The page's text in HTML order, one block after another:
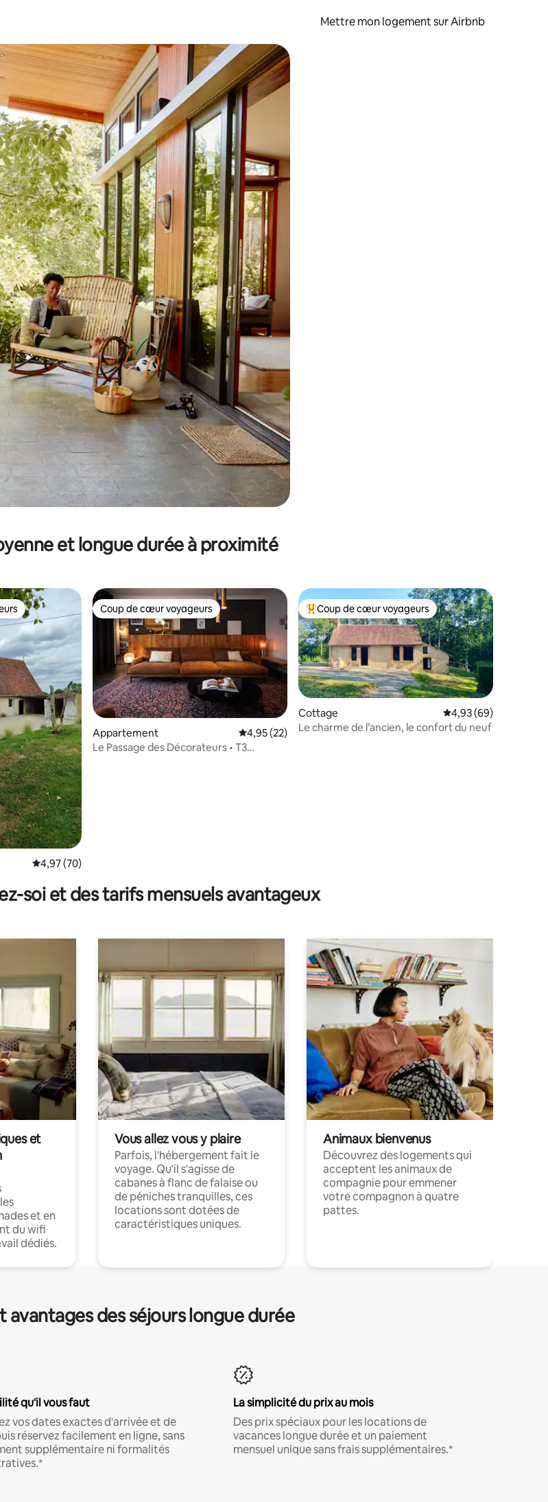
Mettre mon logement sur Airbnb
le bas pour les parcourir ou en appuyant et en faisant glisser.
et longue durée à proximité
commentaires : 4,9 sur 5
les plus appréciés
Évaluation moyenne sur la base de 70 commentaires : 4,97 sur 5
4,97 (70)
Coup de cœur voyageurs
Coup de cœur voyageurs
Appartement Évaluation moyenne sur la base de 22 commentaires : 4,95 sur 5
4,95 (22)
Le Passage des Décorateurs • T3
Coups de cœur voyageurs les plus appréciés
Coup de cœur voyageurs
Cottage Évaluation moyenne
4,93 (69)
Le charme de l’ancien, le confort du neuf
soi et des tarifs mensuels avantageux
et
et en
du wifi
dédiés.
Vous allez vous y plaire
Parfois, l'hébergement fait le
voyage. Qu'il s'agisse de
cabanes à flanc de falaise ou
de péniches tranquilles, ces
locations sont dotées de
caractéristiques uniques.
Animaux bienvenus
Découvrez des logements qui
acceptent les animaux de
compagnie pour emmener
votre compagnon à quatre
pattes.
avantages des séjours longue durée
qu'il vous faut
vos dates exactes d'arrivée et de
réservez facilement en ligne, sans
supplémentaire ni formalités
La simplicité du prix au mois
Des prix spéciaux pour les locations de
vacances longue durée et un paiement
mensuel unique sans frais supplémentaires.*